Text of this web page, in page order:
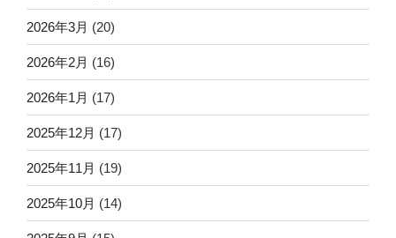
2026年3月 (20)
2026年2月 (16)
2026年1月 (17)
2025年12月 (17)
2025年11月 (19)
2025年10月 (14)